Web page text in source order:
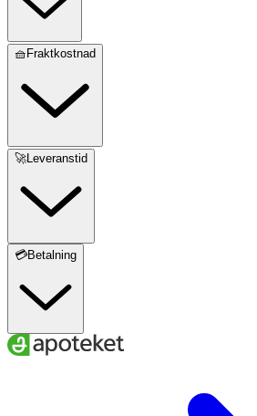
🧺Fraktkostnad
🚀Leveranstid
💳Betalning